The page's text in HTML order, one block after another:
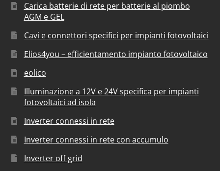
Carica batterie di rete per batterie al piombo
AGM e GEL
Cavi e connettori specifici per impianti fotovoltaici
Elios4you – efficientamento impianto fotovoltaico
eolico
Illuminazione a 12V e 24V specifica per impianti
fotovoltaici ad isola
Inverter connessi in rete
Inverter connessi in rete con accumulo
Inverter off grid